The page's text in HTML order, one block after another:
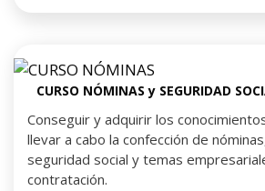
CURSO NÓMINAS y SEGURIDAD
Conseguir y adquirir los
llevar a cabo la confección de
seguridad social y temas
contratación.